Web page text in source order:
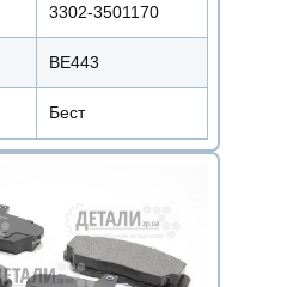
3302-3501170
BE443
Бест